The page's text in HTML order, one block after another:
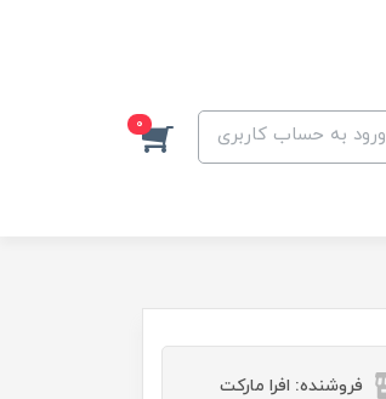
ورود به حساب کاربری 0
فروشنده: افرا مارکت